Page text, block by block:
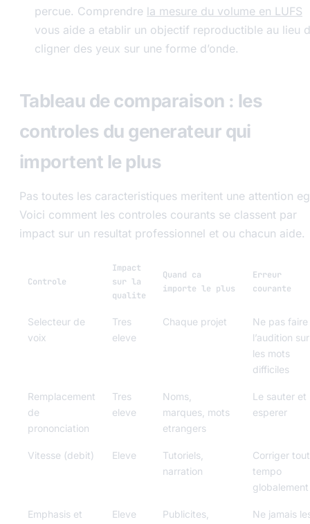
percue. Comprendre la mesure du volume en LUFS
vous aide a etablir un objectif reproductible au lieu
cligner des yeux sur une forme d’onde.
Tableau de comparaison : les
controles du generateur qui
importent le plus
Pas toutes les caracteristiques meritent une attention
Voici comment les controles courants se classent par
impact sur un resultat professionnel et ou chacun aide.
Controle
Impact
sur la
qualite
Quand ca
importe le plus
Erreur
courante
Selecteur de
voix
Tres
eleve
Chaque projet
Ne pas faire
l’audition sur
les mots
difficiles
Remplacement
de
prononciation
Tres
eleve
Noms,
marques, mots
etrangers
Le sauter et
esperer
Vitesse (debit) Eleve
Tutoriels,
narration
Corriger
tempo
globalement
Emphasis et Eleve Publicites, Ne jamais